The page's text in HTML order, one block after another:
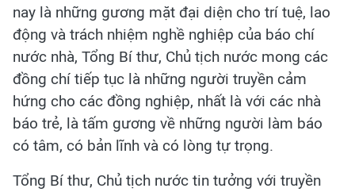
nay là những gương mặt đại diện cho trí tuệ, lao
động và trách nhiệm nghề nghiệp của báo chí
nước nhà, Tổng Bí thư, Chủ tịch nước mong các
đồng chí tiếp tục là những người truyền cảm
hứng cho các đồng nghiệp, nhất là với các nhà
báo trẻ, là tấm gương về những người làm báo
có tâm, có bản lĩnh và có lòng tự trọng.
Tổng Bí thư, Chủ tịch nước tin tưởng với truyền